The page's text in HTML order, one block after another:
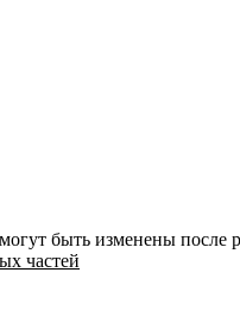
быть изменены после
частей